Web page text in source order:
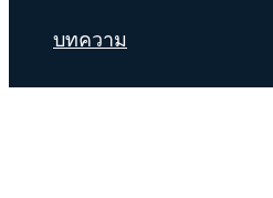
บทความ